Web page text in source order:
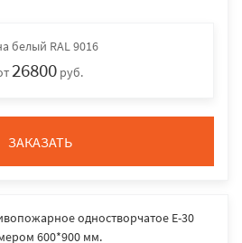
белый RAL 9016
26800 руб.
ЗАКАЗАТЬ